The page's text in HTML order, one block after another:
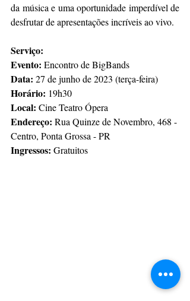
da música e uma oportunidade imperdível de
desfrutar de apresentações incríveis ao vivo.
Serviço:
Evento: Encontro de BigBands
Data: 27 de junho de 2023 (terça-feira)
Horário: 19h30
Local: Cine Teatro Ópera
Endereço: Rua Quinze de Novembro, 468 -
Centro, Ponta Grossa - PR
Ingressos: Gratuitos